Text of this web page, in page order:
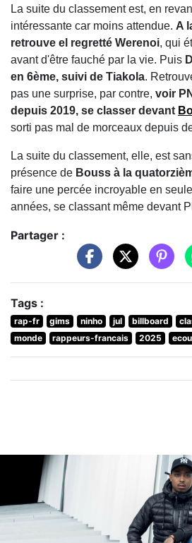
La suite du classement est, en
intéressante car moins attendue. A
retrouve el regretté Werenoi, qui
avant d'être fauché par la vie. Puis
en 6ème, suivi de Tiakola.
pas une surprise, par contre, voir
depuis 2019, se classer devant
sorti pas mal de morceaux depuis
La suite du classement, elle, est
présence de Bouss à la
faire une percée incroyable en
années, se classant même devant
Partager :
Tags :
rap-fr gims ninho jul billboard
monde
rappeurs-francais 2025